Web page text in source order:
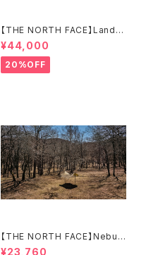
【THE NORTH FACE】Lander
2
¥44,000
20%OFF
【THE NORTH FACE】Nebula
Tarp 2
¥23,760